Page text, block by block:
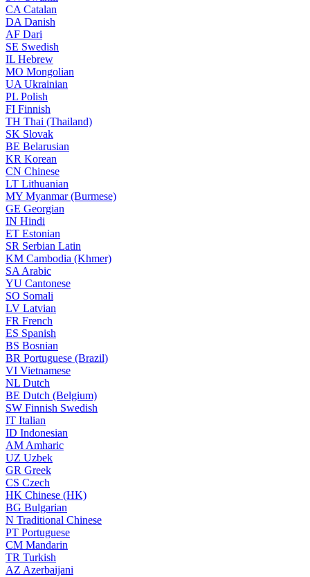
CA Catalan
DA Danish
AF Dari
SE Swedish
IL Hebrew
MO Mongolian
UA Ukrainian
PL Polish
FI Finnish
TH Thai (Thailand)
SK Slovak
BE Belarusian
KR Korean
CN Chinese
LT Lithuanian
MY Myanmar (Burmese)
GE Georgian
IN Hindi
ET Estonian
SR Serbian Latin
KM Cambodia (Khmer)
SA Arabic
YU Cantonese
SO Somali
LV Latvian
FR French
ES Spanish
BS Bosnian
BR Portuguese (Brazil)
VI Vietnamese
NL Dutch
BE Dutch (Belgium)
SW Finnish Swedish
IT Italian
ID Indonesian
AM Amharic
UZ Uzbek
GR Greek
CS Czech
HK Chinese (HK)
BG Bulgarian
N Traditional Chinese
PT Portuguese
CM Mandarin
TR Turkish
AZ Azerbaijani